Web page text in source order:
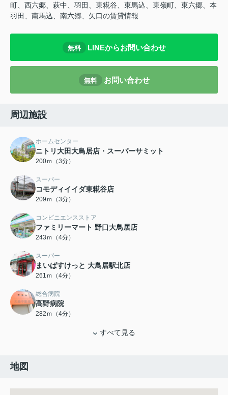
町、西六郷、萩中、羽田、東糀谷、東馬込、東嶺町、東六郷、本
羽田、南馬込、南六郷、矢口の賃貸情報
無料 LINEからお問い合わせ
無料 お問い合わせ
周辺施設
ホームセンター
ニトリ大田大鳥居店・スーパーサミット
200ｍ（3分）
スーパー
コモディイイダ東糀谷店
209ｍ（3分）
コンビニエンスストア
ファミリーマート 野口大鳥居店
243ｍ（4分）
スーパー
まいばすけっと 大鳥居駅北店
261ｍ（4分）
総合病院
高野病院
282ｍ（4分）
すべて見る
地図